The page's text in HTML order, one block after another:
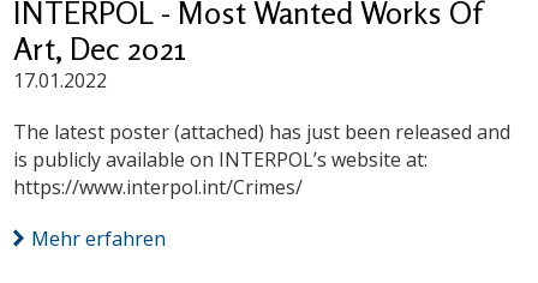
INTERPOL - Most Wanted Works Of
Art, Dec 2021
17.01.2022
The latest poster (attached) has just been released and
is publicly available on INTERPOL’s website at:
https://www.interpol.int/Crimes/
Mehr erfahren